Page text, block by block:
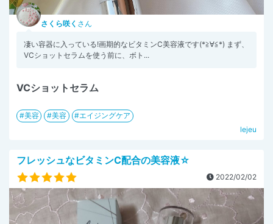
さくら咲く さん
凄い容器に入っている!画期的なビタミンC美容液です(*≧∀≦*) まず、
VCショットセラムを使う前に、ボト...
VCショットセラム
美容 美容
エイジングケア
lejeu
フレッシュなビタミンC配合の美容液☆
2022/02/02